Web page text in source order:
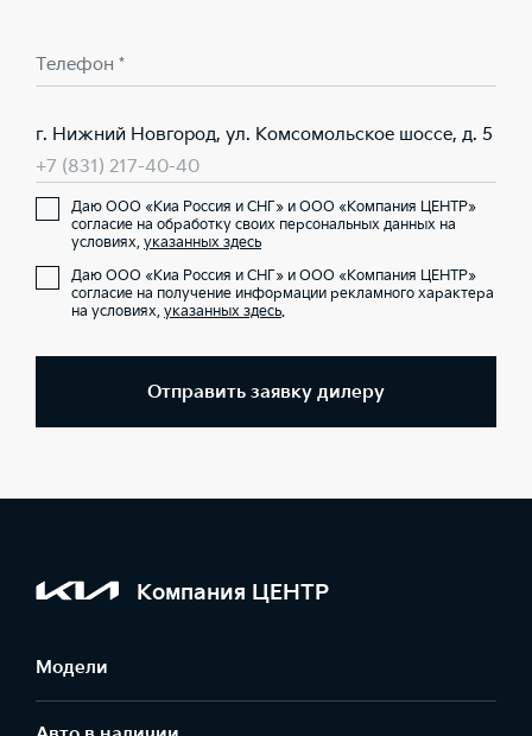
Телефон *
г. Нижний Новгород, ул. Комсомольское шоссе, д. 5
+7 (831) 217-40-40
Даю ООО «Киа Россия и СНГ» и ООО «Компания ЦЕНТР»
согласие на обработку своих персональных данных на
условиях, указанных здесь
Даю ООО «Киа Россия и СНГ» и ООО «Компания ЦЕНТР»
согласие на получение информации рекламного характера
на условиях, указанных здесь.
Отправить заявку дилеру
Компания ЦЕНТР
Модели